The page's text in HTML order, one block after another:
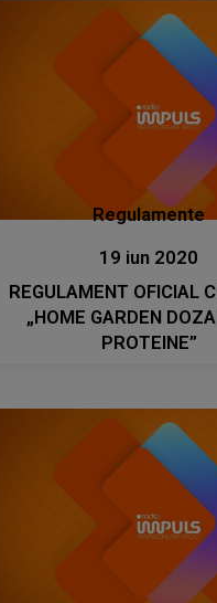
Regulamente
19 iun 2020
REGULAMENT OFICIAL
„HOME GARDEN
PROTEINE”